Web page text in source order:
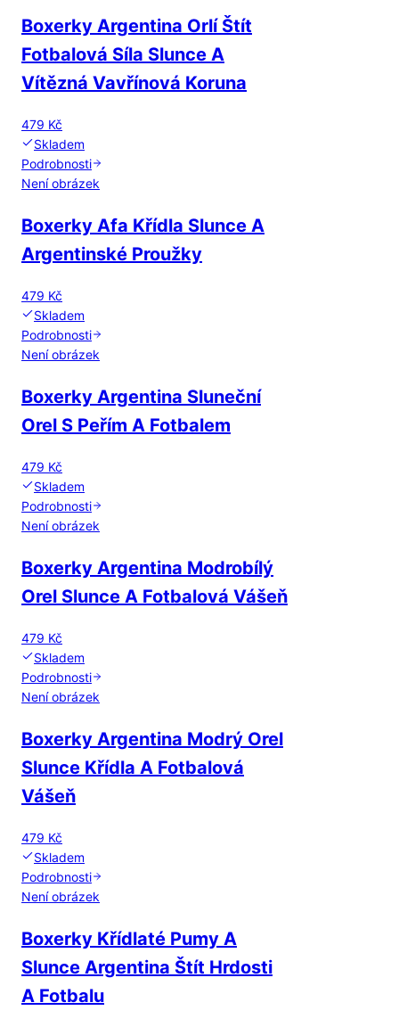
Boxerky Argentina Orlí Štít
Fotbalová Síla Slunce A
Vítězná Vavřínová Koruna
479 Kč
Skladem
Podrobnosti
Není obrázek
Boxerky Afa Křídla Slunce A
Argentinské Proužky
479 Kč
Skladem
Podrobnosti
Není obrázek
Boxerky Argentina Sluneční
Orel S Peřím A Fotbalem
479 Kč
Skladem
Podrobnosti
Není obrázek
Boxerky Argentina Modrobílý
Orel Slunce A Fotbalová Vášeň
479 Kč
Skladem
Podrobnosti
Není obrázek
Boxerky Argentina Modrý Orel
Slunce Křídla A Fotbalová
Vášeň
479 Kč
Skladem
Podrobnosti
Není obrázek
Boxerky Křídlaté Pumy A
Slunce Argentina Štít Hrdosti
A Fotbalu